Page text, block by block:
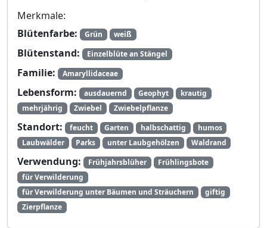
Merkmale:
Blütenfarbe:
Grün weiß
Blütenstand: Einzelblüte an Stängel
Familie: Amaryllidaceae
Lebensform: ausdauernd Geophyt
krautig
mehrjährig
Zwiebel Zwiebelpflanze
Standort: feucht Garten halbschattig
humos
Laubwälder
Parks unter Laubgehölzen Waldrand
Verwendung: Frühjahrsblüher
Frühlingsbote
für Verwilderung
für Verwilderung unter Bäumen und Sträuchern
giftig
Zierpflanze